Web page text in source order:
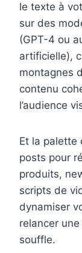
le texte à
sur des
(GPT-4 ou
artificielle),
montagnes
contenu
l’audience
Et la palette
posts pour
produits,
scripts de
dynamiser
relancer
souffle.